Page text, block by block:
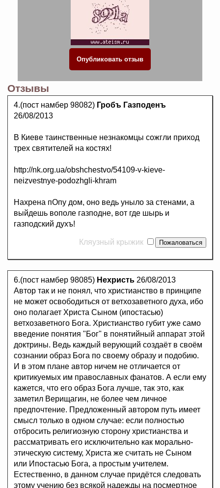
Отзывы
4.(пост намбер 98082) Гробъ Газподенъ
26/08/2013
В Киеве таинственные незнакомцы сожгли приход
трех святителей на костях!
http://nk.org.ua/obshchestvo/54109-v-kieve-
neizvestnye-podozhgli-khram
Нахрена пОпу дом, оно ведь уныло за стенами, а
выйдешь вополе газподне, вот где шырь и
газподский духъ!
Кляузный крыжик
6.(пост намбер 98085) Нехристь 26/08/2013
Автор так и не понял, что христианство в принципе
не может освободиться от ветхозаветного духа, ибо
оно полагает Христа Сыном (ипостасью)
ветхозаветного Бога. Христианство губит уже само
введение понятия "Бог" в понятийный аппарат этой
доктрины. Ведь каждый верующий создаёт в своём
сознании образ Бога по своему образу и подобию.
И в этом плане автор ничем не отличается от
критикуемых им православных фанатов. А если ему
кажется, что его образ Бога лучше, так это, как
заметил Верищагин, не более чем личное
предпочтение. Предложенный автором путь имеет
смысл только в одном случае: если полностью
отбросить религиозную сторону христианства и
рассматривать его исключительно как морально-
этическую систему, Христа же считать не Сыном
или Ипостасью Бога, а простым учителем.
Естественно, в данном случае придётся следовать
этому учению без всякой надежды на посмертное